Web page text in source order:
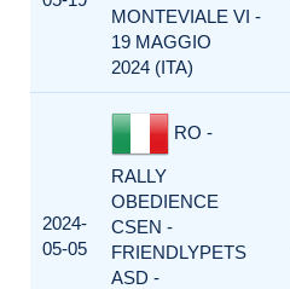
MONTEVIALE VI -
19 MAGGIO
2024 (ITA)
2024-
05-05
RO -
RALLY
OBEDIENCE
CSEN -
FRIENDLYPETS
ASD -